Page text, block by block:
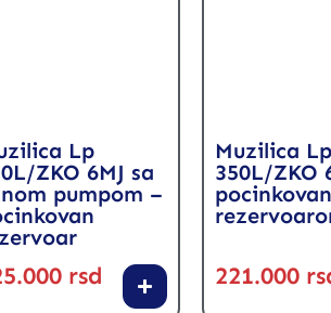
Lp
ZKO 6MJ sa
pumpom –
rsd
Muzilica Lp
350L/ZKO
221.000